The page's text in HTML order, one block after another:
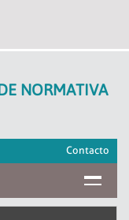
NORMATIVA
Contacto